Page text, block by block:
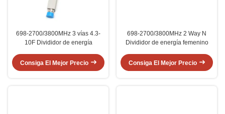
698-2700/3800MHz 3 vías 4.3-
10F Divididor de energía
Consiga El Mejor Precio
698-2700/3800MHz 2 Way N
Divididor de energía femenino
Consiga El Mejor Precio